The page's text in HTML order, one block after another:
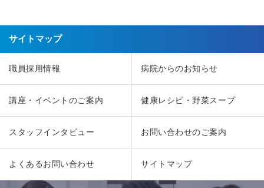
サイトマップ
職員採用情報 病院からのお知らせ
講座・イベントのご案内 健康レシピ・野菜スープ
スタッフインタビュー お問い合わせのご案内
よくあるお問い合わせ サイトマップ